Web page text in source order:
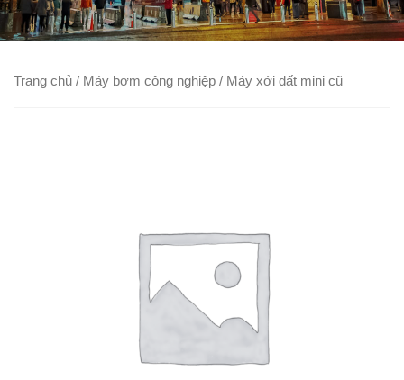
Trang chủ / Máy bơm công nghiệp / Máy xới đất mini cũ